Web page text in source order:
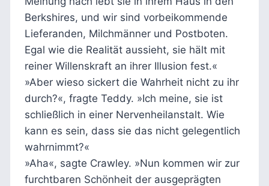
Berkshires, und wir sind vorbeikommende
Lieferanden, Milchmänner und Postboten.
Egal wie die Realität aussieht, sie hält mit
reiner Willenskraft an ihrer Illusion fest.«
»Aber wieso sickert die Wahrheit nicht zu ihr
durch?«, fragte Teddy. »Ich meine, sie ist
schließlich in einer Nervenheilanstalt. Wie
kann es sein, dass sie das nicht gelegentlich
wahrnimmt?«
»Aha«, sagte Crawley. »Nun kommen wir zur
furchtbaren Schönheit der ausgeprägten